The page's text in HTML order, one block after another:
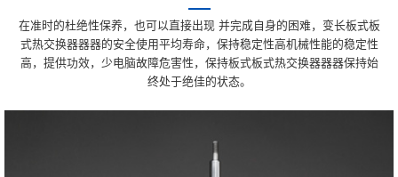
在准时的杜绝性保养，也可以直接出现 并完成自身的困难，变长板式板
式热交换器器器的安全使用平均寿命，保持稳定性高机械性能的稳定性
高，提供功效，少电脑故障危害性，保持板式板式热交换器器器保持始
终处于绝佳的状态。